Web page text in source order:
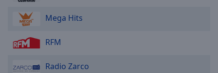
Mega Hits
RFM
Radio Zarco